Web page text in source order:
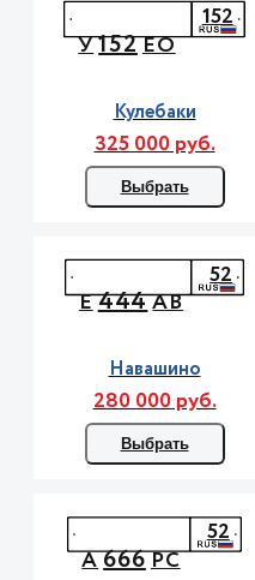
У152ЕО
152
Кулебаки
325 000 руб.
Выбрать
Е444АВ
52
Навашино
280 000 руб.
Выбрать
А666РС
52